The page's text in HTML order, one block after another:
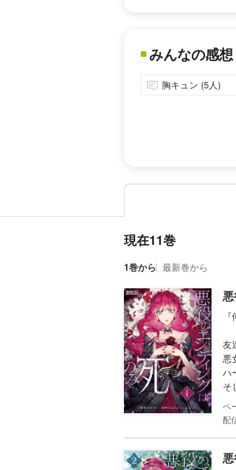
みんなの感想
胸キュン (5人)
現在11巻
1巻から 最新巻から
友
悪
ハ
そ
配